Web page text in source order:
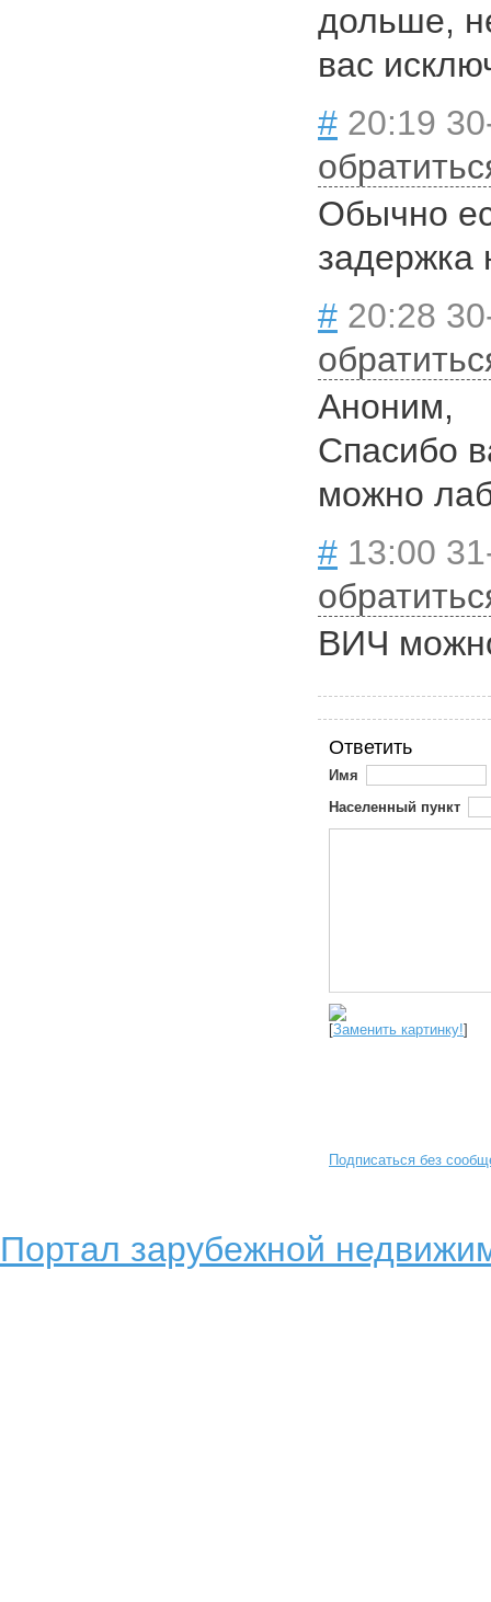
дольше,
вас
# 20:19
Обычно
задержка
# 20:28
Аноним,
Спасибо
можно
# 13:00
ВИЧ
Ответить
Имя
Населенный пункт
[Заменить картинку!]
Подписаться без
Портал зарубежной